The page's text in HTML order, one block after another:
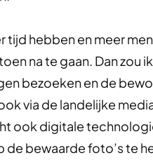
tijd hebben en meer
na te gaan. Dan zou
bezoeken en de
via de landelijke
ook digitale
bewaarde foto’s te